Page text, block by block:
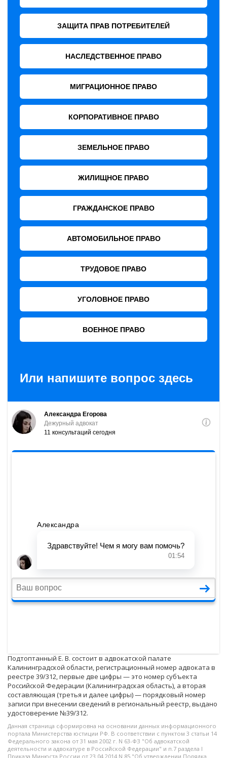
Подтоптанный Е. В. состоит в адвокатской палате
Калининградской области, регистрационный номер адвоката в
реестре 39/312, первые две цифры — это номер субъекта
Российской Федерации (Калининградская область), а вторая
составляющая (третья и далее цифры) — порядковый номер
записи при внесении сведений в региональный реестр, выдано
удостоверение №39/312.
Данная страница сформировна на основании данных информационного
портала Министерства юстиции РФ. В соответствии с пунктом 3 статьи 14
Федерального закона от 31 мая 2002 г. N 63-ФЗ "Об адвокатской
деятельности и адвокатуре в Российской Федерации" и п.7 раздела I
Приказа Минюста России от 23.04.2014 N 85 "Об утверждении Порядка